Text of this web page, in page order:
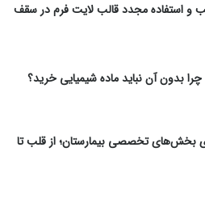
و استفاده مجدد قالب لایت فرم در سقف
بخش‌های تخصصی بیمارستان؛ از قلب تا